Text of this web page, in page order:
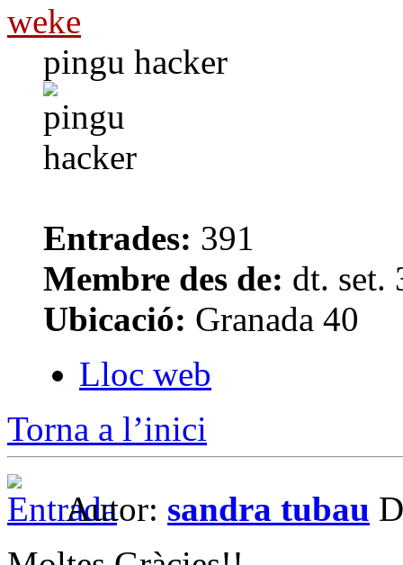
weke
pingu hacker
Entrades: 391
Membre des de: dt. set.
Ubicació: Granada 40
Lloc web
Torna a l’inici
Autor: sandra tubau